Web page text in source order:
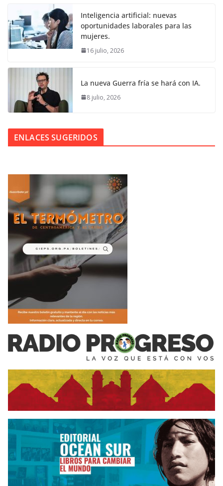
Inteligencia artificial: nuevas
oportunidades laborales para las
mujeres.
16 julio, 2026
La nueva Guerra fría se hará con IA.
8 julio, 2026
ENLACES SUGERIDOS